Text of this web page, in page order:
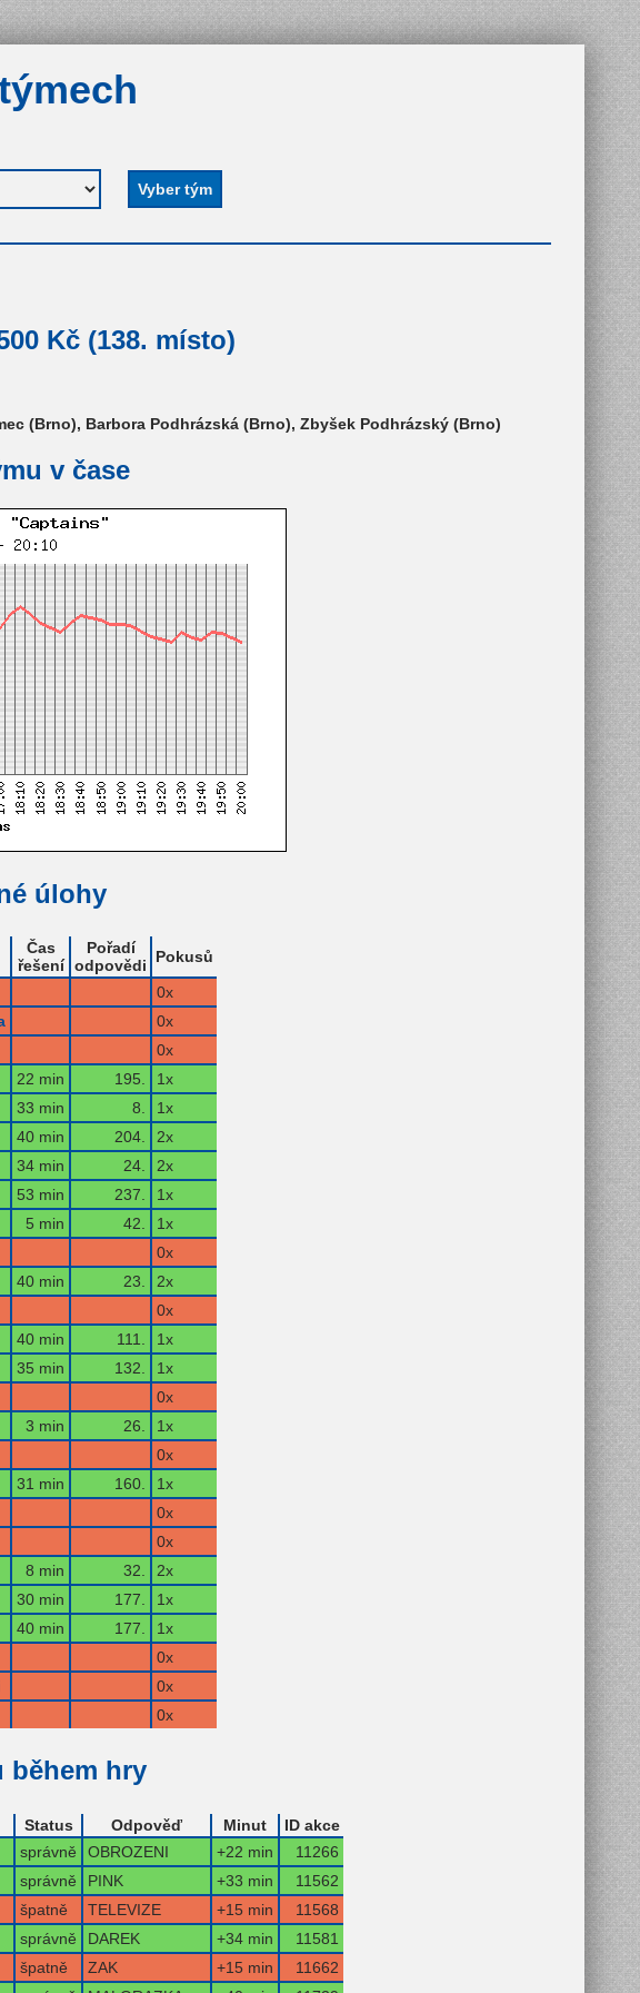
Kč (138. místo)
(Brno), Barbora Podhrázská (Brno), Zbyšek Podhrázský (Brno)
v čase
úlohy
Čas
řešení
Pořadí
odpovědi
Pokusů
0x
0x
0x
22 min 195.
1x
33 min 8.
1x
40 min 204.
2x
34 min 24.
2x
53 min 237.
1x
5 min 42.
1x
0x
40 min 23.
2x
0x
40 min 111.
1x
35 min 132.
1x
0x
3 min 26.
1x
0x
31 min 160.
1x
0x
0x
8 min 32.
2x
30 min 177.
1x
40 min 177.
1x
0x
0x
0x
během hry
Status Odpověď Minut
ID akce
správně OBROZENI +22 min
11266
správně PINK +33 min
11562
špatně TELEVIZE +15 min
11568
správně DAREK +34 min
11581
špatně ZAK +15 min
11662